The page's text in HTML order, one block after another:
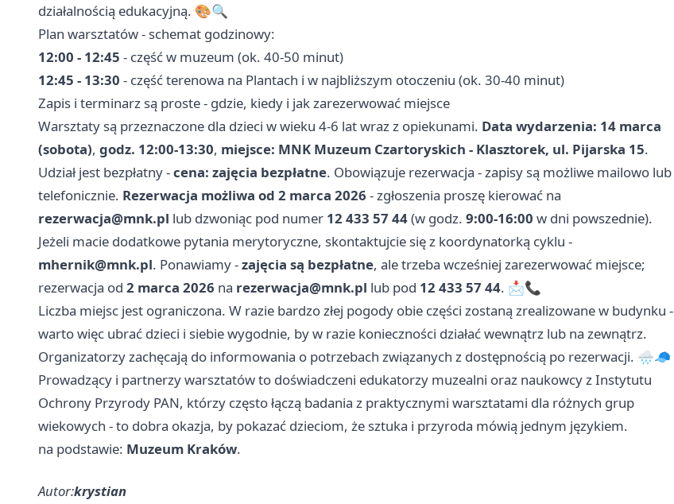
działalnością edukacyjną. 🎨🔍
Plan warsztatów - schemat godzinowy:
12:00 - 12:45 - część w muzeum (ok. 40-50 minut)
12:45 - 13:30 - część terenowa na Plantach i w najbliższym otoczeniu (ok. 30-40 minut)
Zapis i terminarz są proste - gdzie, kiedy i jak zarezerwować miejsce
Warsztaty są przeznaczone dla dzieci w wieku 4-6 lat wraz z opiekunami. Data wydarzenia: 14 marca
(sobota), godz. 12:00-13:30, miejsce: MNK Muzeum Czartoryskich - Klasztorek, ul. Pijarska 15.
Udział jest bezpłatny -cena: zajęcia bezpłatne. Obowiązuje rezerwacja - zapisy są możliwe mailowo lub
telefonicznie. Rezerwacja możliwa od 2 marca 2026 - zgłoszenia proszę kierować na
rezerwacja@mnk.pl lub dzwoniąc pod numer 12 433 57 44(w godz. 9:00-16:00 w dni powszednie).
Jeżeli macie dodatkowe pytania merytoryczne, skontaktujcie się z koordynatorką cyklu -
mhernik@mnk.pl. Ponawiamy -zajęcia są bezpłatne, ale trzeba wcześniej zarezerwować miejsce;
rezerwacja od 2 marca 2026 na rezerwacja@mnk.pl lub pod 12 433 57 44. 📩📞
Liczba miejsc jest ograniczona. W razie bardzo złej pogody obie części zostaną zrealizowane w budynku -
warto więc ubrać dzieci i siebie wygodnie, by w razie konieczności działać wewnątrz lub na zewnątrz.
Organizatorzy zachęcają do informowania o potrzebach związanych z dostępnością po rezerwacji. 🌧️🧢
Prowadzący i partnerzy warsztatów to doświadczeni edukatorzy muzealni oraz naukowcy z Instytutu
Ochrony Przyrody PAN, którzy często łączą badania z praktycznymi warsztatami dla różnych grup
wiekowych - to dobra okazja, by pokazać dzieciom, że sztuka i przyroda mówią jednym językiem.
na podstawie: Muzeum Kraków.
Autor:krystian